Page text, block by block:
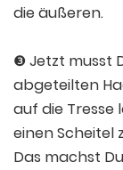
die äußeren.
❸ Jetzt musst
abgeteilten
auf die Tresse
einen Scheitel
Das machst